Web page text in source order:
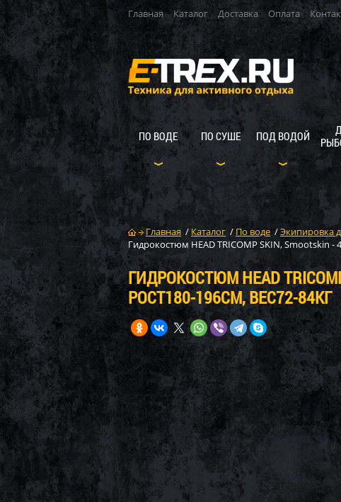
Главная Каталог Доставка Оплата
ПО ВОДЕ ПО СУШЕ ПОД ВОДОЙ
Главная / Каталог / По воде /Экипировка
Гидрокостюм HEAD TRICOMP SKIN, Smootskin
ГИДРОКОСТЮМ HEAD
РОСТ180-196СМ, ВЕС72-84КГ